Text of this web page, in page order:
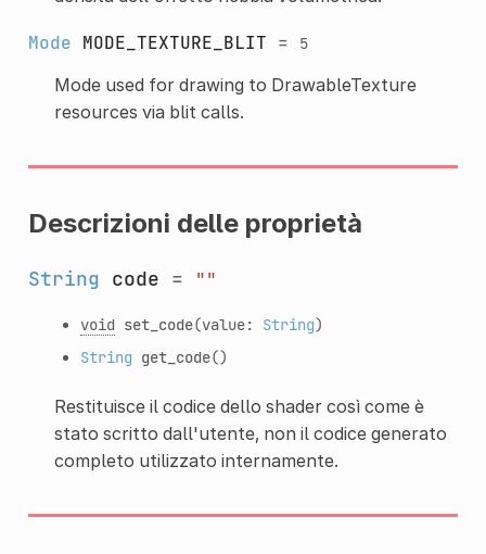
Mode MODE_TEXTURE_BLIT = 5
Mode used for drawing to DrawableTexture
resources via blit calls.
Descrizioni delle proprietà
String code = ""
void set_code(value: String)
String get_code()
Restituisce il codice dello shader così come è
stato scritto dall'utente, non il codice generato
completo utilizzato internamente.